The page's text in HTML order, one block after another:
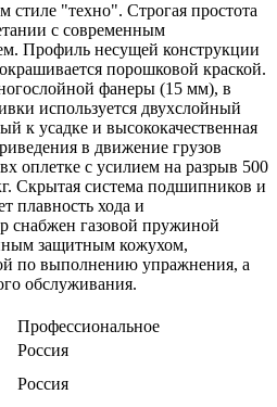
стиле "техно". Строгая простота
с современным
Профиль несущей конструкции
порошковой краской.
фанеры (15 мм), в
используется двухслойный
к усадке и высококачественная
в движение грузов
оплетке с усилием на разрыв 500
Скрытая система подшипников и
плавность хода и
снабжен газовой пружиной
защитным кожухом,
по выполнению упражнения, а
обслуживания.
Профессиональное
Россия
Россия